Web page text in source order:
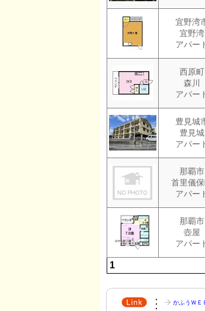
宜野湾
宜野湾
アパー
西原町
森川
アパー
豊見城
豊見城
アパー
那覇市
首里儀
アパー
那覇市
壺屋
アパー
1
かふうＷＥ